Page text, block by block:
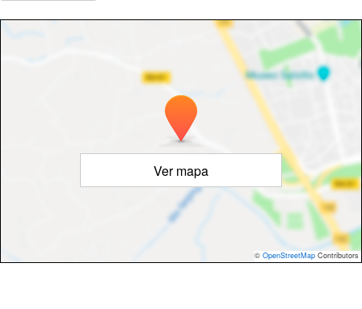
Ver mapa
© OpenStreetMap Contributors